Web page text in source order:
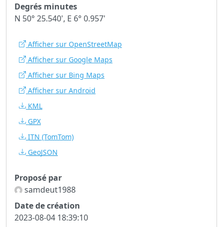
Degrés minutes
N 50° 25.540', E 6° 0.957'
Afficher sur OpenStreetMap
Afficher sur Google Maps
Afficher sur Bing Maps
Afficher sur Android
KML
GPX
ITN (TomTom)
GeoJSON
Proposé par
samdeut1988
Date de création
2023-08-04 18:39:10